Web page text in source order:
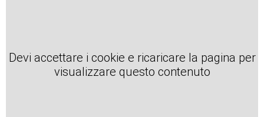
Devi accettare i cookie e ricaricare la pagina per
visualizzare questo contenuto